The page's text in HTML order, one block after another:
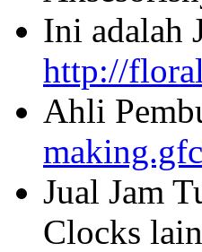
Ini adalah
http://
Ahli
Jual Jam
Clocks